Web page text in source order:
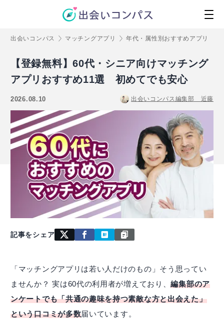
出会いコンパス マッチングアプリ 年代・属性別おすすめアプリ
【登録無料】60代・シニア向けマッチング
アプリおすすめ11選 初めてでも安心
2026.08.10 出会いコンパス編集部 近藤
記事をシェア
「マッチングアプリは若い人だけのもの」そう思ってい
ませんか？ 実は60代の利用者が増えており、編集部のア
ンケートでも「共通の趣味を持つ素敵な方と出会えた」
という口コミが多数届いています。